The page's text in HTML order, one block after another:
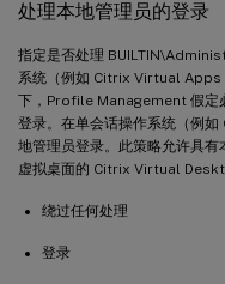
处理本地管理员的登录
指定是否处理
系统（例如 Citrix Virtual Apps
下，Profile Management 假定
登录。在单会话操作系统（例
地管理员登录。此策略允许具
虚拟桌面的 Citrix Virtual
绕过任何处理
登录